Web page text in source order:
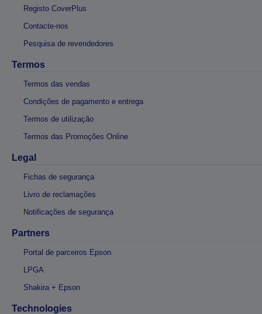
Registo CoverPlus
Contacte-nos
Pesquisa de revendedores
Termos
Termos das vendas
Condições de pagamento e entrega
Termos de utilização
Termos das Promoções Online
Legal
Fichas de segurança
Livro de reclamações
Notificações de segurança
Partners
Portal de parceiros Epson
LPGA
Shakira + Epson
Technologies